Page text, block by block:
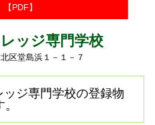
【PDF】
ッジ専門学校
区堂島浜１－１－７
ジ専門学校の登録物